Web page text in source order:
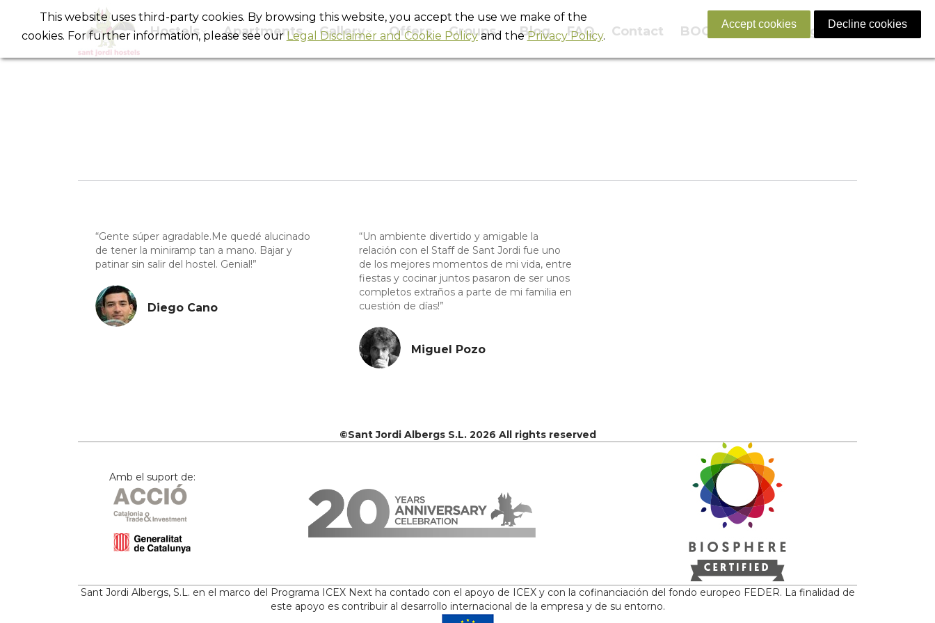
Hostels Apartments Gallery Offers Groups Blog FAQ Contact BOOK NOW English
“Gente súper agradable.Me quedé alucinado
de tener la miniramp tan a mano. Bajar y
patinar sin salir del hostel. Genial!”
Diego Cano
“Un ambiente divertido y amigable la
relación con el Staff de Sant Jordi fue uno
de los mejores momentos de mi vida, entre
fiestas y cocinar juntos pasaron de ser unos
completos extraños a parte de mi familia en
cuestión de días!”
Miguel Pozo
©Sant Jordi Albergs S.L. 2026 All rights reserved
Amb el suport de:
Sant Jordi Albergs, S.L. en el marco del Programa ICEX Next ha contado con el apoyo de ICEX y con la cofinanciación del fondo europeo FEDER. La finalidad de
este apoyo es contribuir al desarrollo internacional de la empresa y de su entorno.
This website uses third-party cookies. By browsing this website, you accept the use we make of the
cookies. For further information, please see our Legal Disclaimer and Cookie Policyand thePrivacy Policy.
Accept cookies Decline cookies